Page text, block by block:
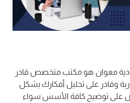
معوان هو مكتب متخصص قادر
وقادر على تحليل أفكارك بشكل
على توضيح كافة الأسس سواء